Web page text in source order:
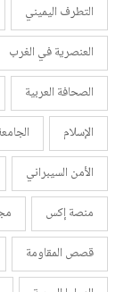
التطرف اليميني
العنصرية في الغرب
الصحافة العربية
الإسلام
الأمن السيبراني
منصة إكس
قصص المقاومة